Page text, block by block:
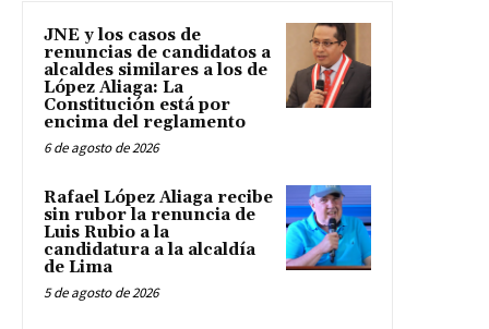
JNE y los casos de
renuncias de candidatos a
alcaldes similares a los de
López Aliaga: La
Constitución está por
encima del reglamento
6 de agosto de 2026
Rafael López Aliaga recibe
sin rubor la renuncia de
Luis Rubio a la
candidatura a la alcaldía
de Lima
5 de agosto de 2026